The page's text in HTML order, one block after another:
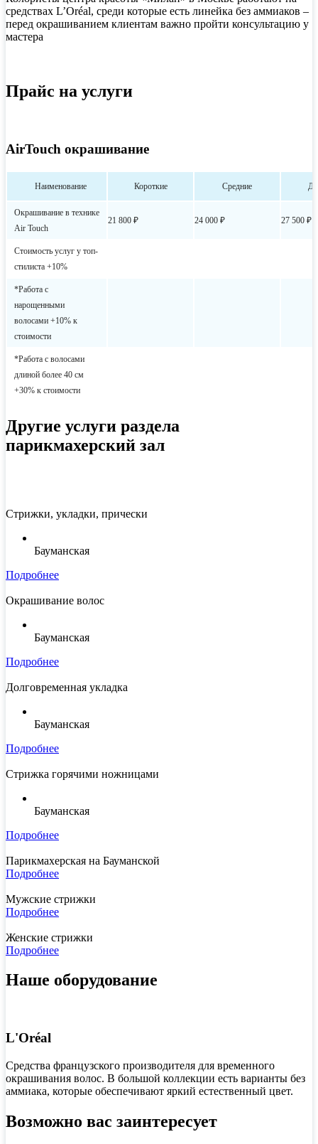
средствах L’Oréal, среди которые есть линейка без аммиаков –
перед окрашиванием клиентам важно пройти консультацию у
мастера
Прайс на услуги
AirTouch окрашивание
Наименование Короткие Средние
Окрашивание в технике
Air Touch
21 800 ₽ 24 000 ₽ 27 500 ₽
Стоимость услуг у топ-
стилиста +10%
*Работа с
нарощенными
волосами +10% к
стоимости
*Работа с волосами
длиной более 40 см
+30% к стоимости
Другие услуги раздела
парикмахерский зал
Стрижки, укладки, прически
Бауманская
Подробнее
Окрашивание волос
Бауманская
Подробнее
Долговременная укладка
Бауманская
Подробнее
Стрижка горячими ножницами
Бауманская
Подробнее
Парикмахерская на Бауманской
Подробнее
Мужские стрижки
Подробнее
Женские стрижки
Подробнее
Наше оборудование
L'Oréal
Средства французского производителя для временного
окрашивания волос. В большой коллекции есть варианты без
аммиака, которые обеспечивают яркий естественный цвет.
Возможно вас заинтересует